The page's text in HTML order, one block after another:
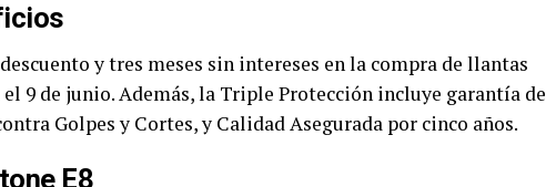
y tres meses sin intereses en la compra de llantas
9 de junio. Además, la Triple Protección incluye garantía de
Golpes y Cortes, y Calidad Asegurada por cinco años.
E8